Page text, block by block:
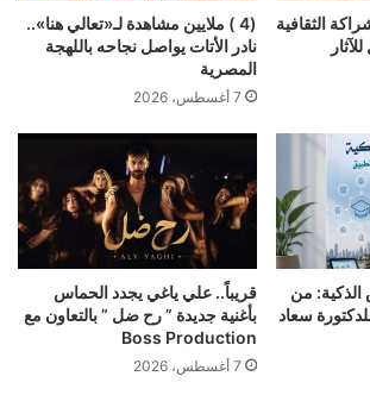
الثقافية
(4 ) ملايين مشاهدة لـ«تعالي هنا»..
نادر الأتات يواصل نجاحه باللهجة
المصرية
7 أغسطس، 2026
من
سعاد
قريباً.. علي ياغي يجدد الحماس
بأغنية جديدة ” رح ضل ” بالتعاون مع
Boss Production
7 أغسطس، 2026